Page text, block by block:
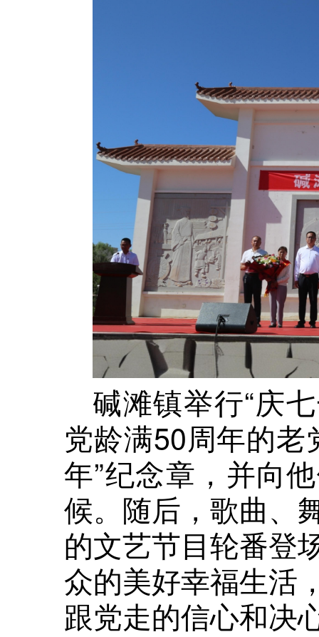
碱滩镇举行“庆
党龄满50周年的老
年”纪念章，并向
候。随后，歌曲、
的文艺节目轮番登
众的美好幸福生活
跟党走的信心和决